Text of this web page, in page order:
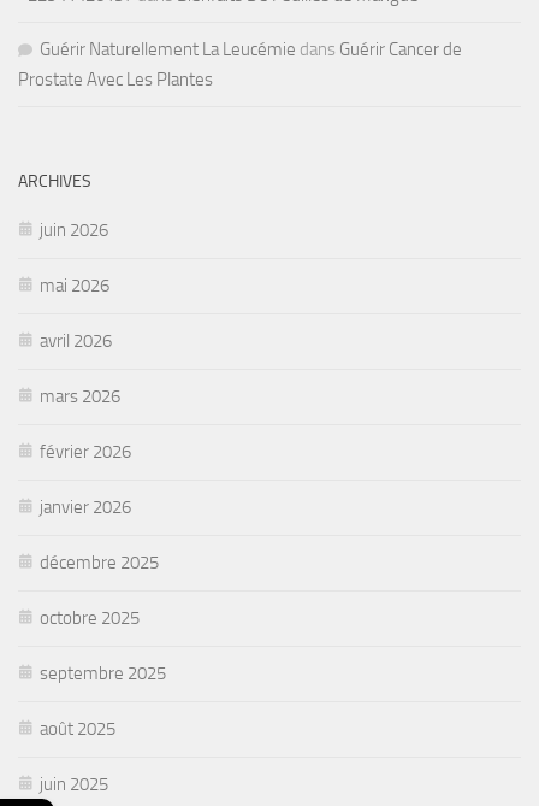
Guérir Naturellement La Leucémie dans Guérir Cancer de
Prostate Avec Les Plantes
ARCHIVES
juin 2026
mai 2026
avril 2026
mars 2026
février 2026
janvier 2026
décembre 2025
octobre 2025
septembre 2025
août 2025
juin 2025